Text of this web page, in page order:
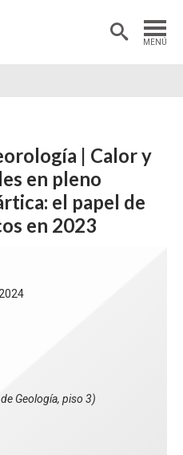
MENÚ
| Calor y
en pleno
el papel de
en 2023
Geología, piso 3)